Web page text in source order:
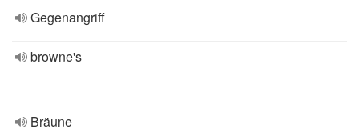
Gegenangriff
browne's
Bräune